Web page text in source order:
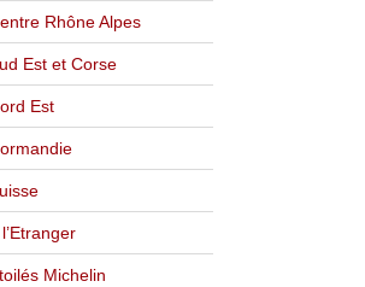
Rhône Alpes
Est et Corse
Est
Michelin